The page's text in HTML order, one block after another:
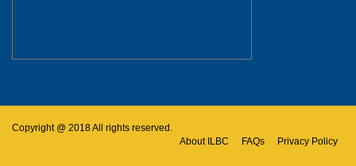
Copyright @ 2018 All rights reserved.
About ILBC
FAQs Privacy Policy